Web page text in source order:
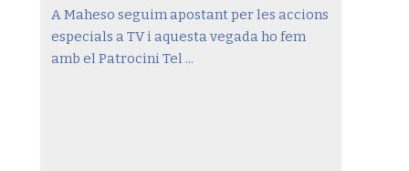
A Maheso seguim apostant per les accions
especials a TV i aquesta vegada ho fem
amb el Patrocini Tel ...